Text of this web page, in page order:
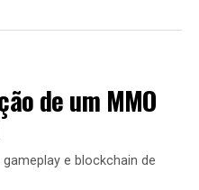
de um MMO
e blockchain de